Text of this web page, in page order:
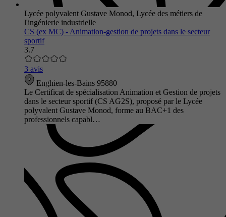
Lycée polyvalent Gustave Monod, Lycée des métiers de
l'ingénierie industrielle
CS (ex MC) - Animation-gestion de projets dans le secteur
sportif
3.7
3 avis
Enghien-les-Bains 95880
Le Certificat de spécialisation Animation et Gestion de projets
dans le secteur sportif (CS AG2S), proposé par le Lycée
polyvalent Gustave Monod, forme au BAC+1 des
professionnels capabl…